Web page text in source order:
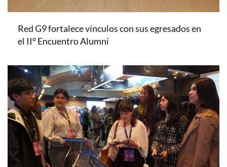
Red G9 fortalece vínculos con sus egresados en
el II° Encuentro Alumni